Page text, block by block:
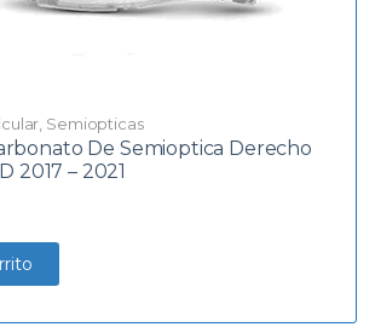
Semiopticas
De Semioptica Derecho
2017 – 2021